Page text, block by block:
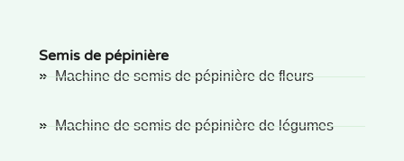
Semis de pépinière
Machine de semis de pépinière de fleurs
Machine de semis de pépinière de légumes